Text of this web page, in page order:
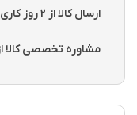
ارسال کالا از 2 روز کاری
مشاوره تخصصی کالا